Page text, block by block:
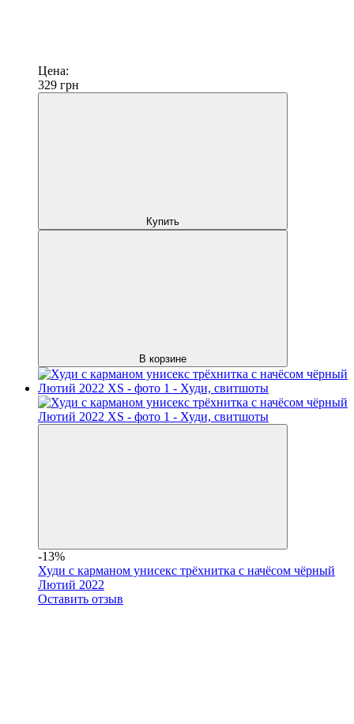
Цена:
329 грн
Купить
В корзине
-13%
Худи с карманом унисекс трёхнитка с начёсом чёрный
Лютий 2022
Оставить отзыв